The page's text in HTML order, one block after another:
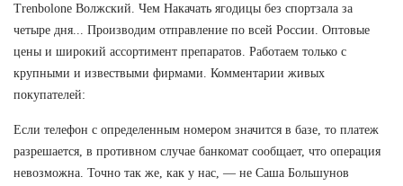
Trenbolone Волжский. Чем Накачать ягодицы без спортзала за
четыре дня... Производим отправление по всей России. Оптовые
цены и широкий ассортимент препаратов. Работаем только с
крупными и извествыми фирмами. Комментарии живых
покупателей:
Если телефон с определенным номером значится в базе, то платеж
разрешается, в противном случае банкомат сообщает, что операция
невозможна. Точно так же, как у нас, — не Саша Большунов